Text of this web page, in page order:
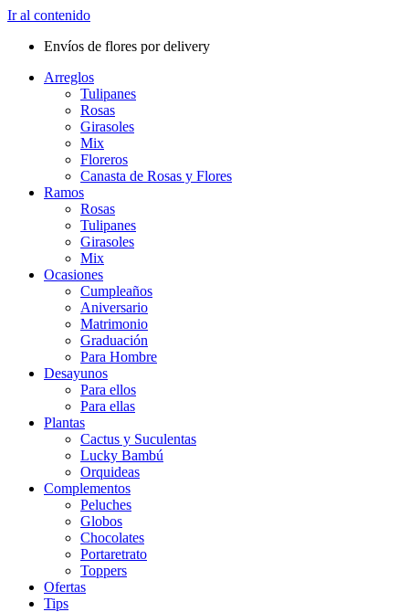
Ir al contenido
Envíos de flores por delivery
Arreglos
Tulipanes
Rosas
Girasoles
Mix
Floreros
Canasta de Rosas y Flores
Ramos
Rosas
Tulipanes
Girasoles
Mix
Ocasiones
Cumpleaños
Aniversario
Matrimonio
Graduación
Para Hombre
Desayunos
Para ellos
Para ellas
Plantas
Cactus y Suculentas
Lucky Bambú
Orquideas
Complementos
Peluches
Globos
Chocolates
Portaretrato
Toppers
Ofertas
Tips